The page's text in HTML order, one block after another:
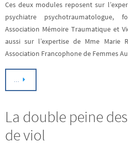
Ces deux modules reposent sur
psychiatre
Association Mémoire Traumatique et
aussi sur l’expertise de Mme Marie
Association Francophone de Femmes
…
La double peine
de viol